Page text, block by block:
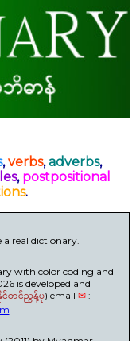
,verbs,adverbs,
, postpositional
.
real dictionary.
with color coding and
is developed and
င်တင်ညွန့်ပု) email ✉: